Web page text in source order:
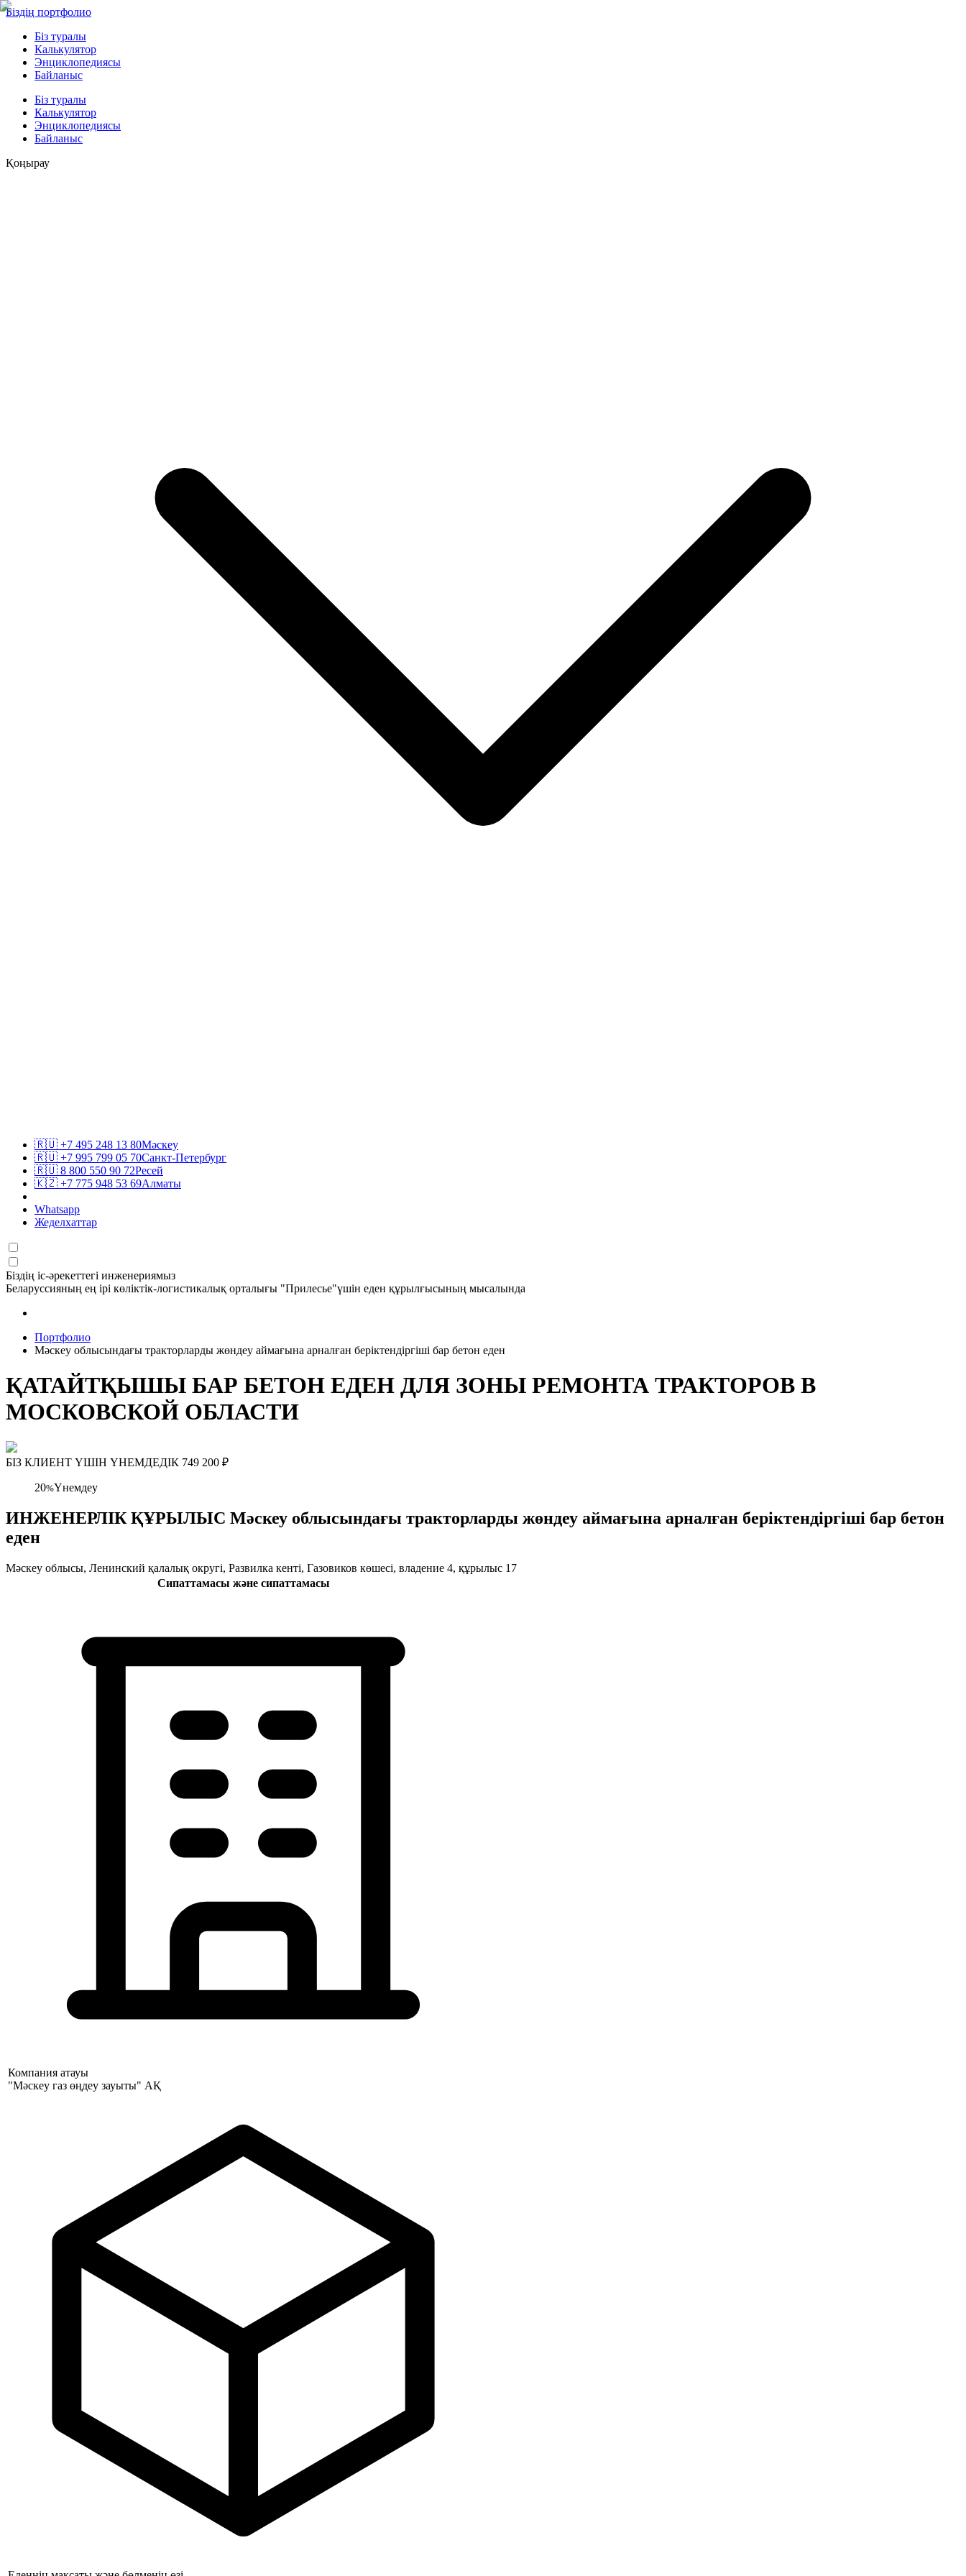
Біздің портфолио
Біз туралы
Калькулятор
Энциклопедиясы
Байланыс
Біз туралы
Калькулятор
Энциклопедиясы
Байланыс
Қоңырау
🇷🇺 +7 495 248 13 80Мәскеу
🇷🇺 +7 995 799 05 70Санкт-Петербург
🇷🇺 8 800 550 90 72Ресей
🇰🇿 +7 775 948 53 69Алматы
Whatsapp
Жеделхаттар
Біздің іс-әрекеттегі инженериямыз
Беларуссияның ең ірі көліктік-логистикалық орталығы "Прилесье"үшін еден құрылғысының мысалында
Портфолио
Мәскеу облысындағы тракторларды жөндеу аймағына арналған беріктендіргіші бар бетон еден
ҚАТАЙТҚЫШЫ БАР БЕТОН ЕДЕН ДЛЯ ЗОНЫ РЕМОНТА ТРАКТОРОВ В
МОСКОВСКОЙ ОБЛАСТИ
БІЗ КЛИЕНТ ҮШІН ҮНЕМДЕДІК 749 200 ₽
20%Үнемдеу
ИНЖЕНЕРЛІК ҚҰРЫЛЫС Мәскеу облысындағы тракторларды жөндеу аймағына арналған беріктендіргіші бар бетон
еден
Мәскеу облысы, Ленинский қалалық округі, Развилка кенті, Газовиков көшесі, владение 4, құрылыс 17
Сипаттамасы және сипаттамасы
Компания атауы
"Мәскеу газ өңдеу зауыты" АҚ